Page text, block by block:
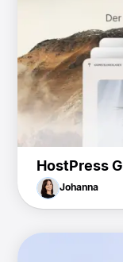
HostPress
Johanna